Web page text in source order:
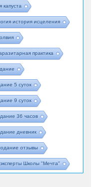
капуста
история исцеления
практика
5 суток
9 суток
36 часов
дневник
отзывы
эксперты Школы "Мечта"